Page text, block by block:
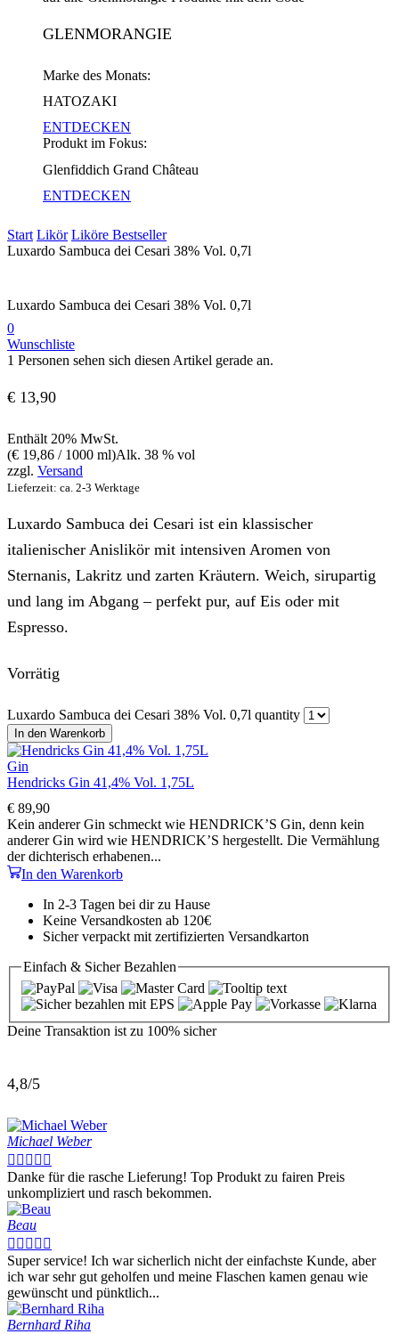
GLENMORANGIE
Marke des Monats:
HATOZAKI
ENTDECKEN
Produkt im Fokus:
Glenfiddich Grand Château
ENTDECKEN
Start Likör Liköre Bestseller
Luxardo Sambuca dei Cesari 38% Vol. 0,7l
Luxardo Sambuca dei Cesari 38% Vol. 0,7l
0
Wunschliste
1 Personen sehen sich diesen Artikel gerade an.
€ 13,90
Enthält 20% MwSt.
(€ 19,86 / 1000 ml)Alk. 38 % vol
zzgl. Versand
Lieferzeit: ca. 2-3 Werktage
Luxardo Sambuca dei Cesari ist ein klassischer
italienischer Anislikör mit intensiven Aromen von
Sternanis, Lakritz und zarten Kräutern. Weich, sirupartig
und lang im Abgang – perfekt pur, auf Eis oder mit
Espresso.
Vorrätig
Luxardo Sambuca dei Cesari 38% Vol. 0,7l quantity
In den Warenkorb
Gin
Hendricks Gin 41,4% Vol. 1,75L
€ 89,90
Kein anderer Gin schmeckt wie HENDRICK’S Gin, denn kein
anderer Gin wird wie HENDRICK’S hergestellt. Die Vermählung
der dichterisch erhabenen...
In den Warenkorb
In 2-3 Tagen bei dir zu Hause
Keine Versandkosten ab 120€
Sicher verpackt mit zertifizierten Versandkarton
Einfach & SicherBezahlen
Deine Transaktion ist zu 100% sicher
4,8/5
Michael Weber
    
Danke für die rasche Lieferung! Top Produkt zu fairen Preis
unkompliziert und rasch bekommen.
Beau
    
Super service! Ich war sicherlich nicht der einfachste Kunde, aber
ich war sehr gut geholfen und meine Flaschen kamen genau wie
gewünscht und pünktlich...
Bernhard Riha